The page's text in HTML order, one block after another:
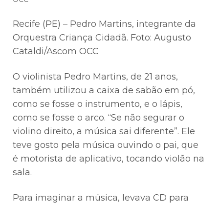
Recife (PE) – Pedro Martins, integrante da
Orquestra Criança Cidadã. Foto: Augusto
Cataldi/Ascom OCC
O violinista Pedro Martins, de 21 anos,
também utilizou a caixa de sabão em pó,
como se fosse o instrumento, e o lápis,
como se fosse o arco. “Se não segurar o
violino direito, a música sai diferente”. Ele
teve gosto pela música ouvindo o pai, que
é motorista de aplicativo, tocando violão na
sala.
Para imaginar a música, levava CD para